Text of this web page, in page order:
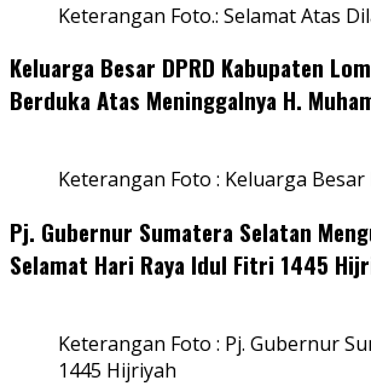
Keterangan Foto.: Selamat Atas
Keluarga Besar DPRD Kabupaten
Berduka Atas Meninggalnya H.
Keterangan Foto : Keluarga
Pj. Gubernur Sumatera Selatan
Selamat Hari Raya Idul Fitri 1445
Keterangan Foto : Pj. Gubernur
1445 Hijriyah